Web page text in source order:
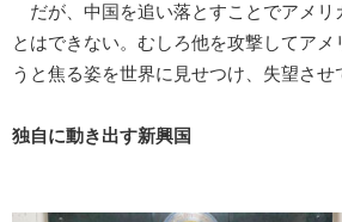
だが、中国を追い落とすことでアメリ
とはできない。むしろ他を攻撃してアメ
うと焦る姿を世界に見せつけ、失望させ
独自に動き出す新興国